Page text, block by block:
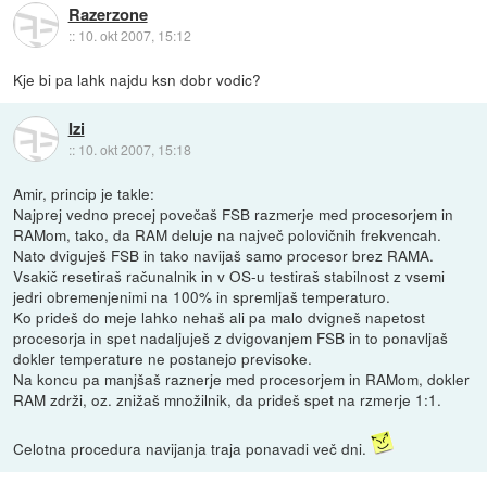
Razerzone
:: 10. okt 2007, 15:12
Kje bi pa lahk najdu ksn dobr vodic?
Izi
:: 10. okt 2007, 15:18
Amir, princip je takle:
Najprej vedno precej povečaš FSB razmerje med procesorjem in
RAMom, tako, da RAM deluje na največ polovičnih frekvencah.
Nato dviguješ FSB in tako navijaš samo procesor brez RAMA.
Vsakič resetiraš računalnik in v OS-u testiraš stabilnost z vsemi
jedri obremenjenimi na 100% in spremljaš temperaturo.
Ko prideš do meje lahko nehaš ali pa malo dvigneš napetost
procesorja in spet nadaljuješ z dvigovanjem FSB in to ponavljaš
dokler temperature ne postanejo previsoke.
Na koncu pa manjšaš raznerje med procesorjem in RAMom, dokler
RAM zdrži, oz. znižaš množilnik, da prideš spet na rzmerje 1:1.
Celotna procedura navijanja traja ponavadi več dni.